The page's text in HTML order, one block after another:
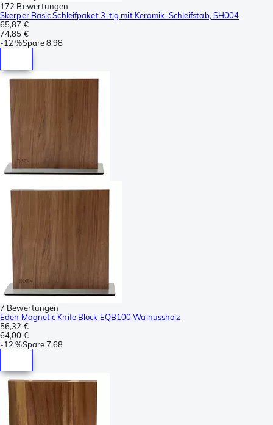
172 Bewertungen
Skerper Basic Schleifpaket 3-tlg mit Keramik-Schleifstab, SH004
65,87 €
74,85 €
-12 %Spare8,98
7 Bewertungen
Eden Magnetic Knife Block EQB100 Walnussholz
56,32 €
64,00 €
-12 %Spare7,68